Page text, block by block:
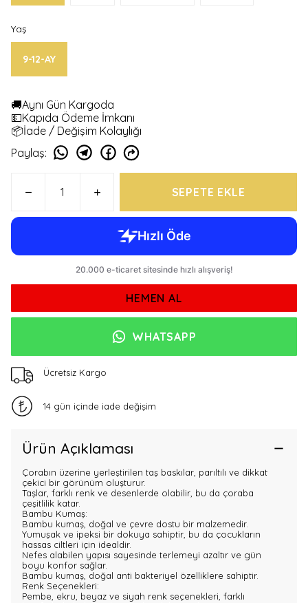
Yaş
9-12-AY
🚚Aynı Gün Kargoda
💵Kapıda Ödeme İmkanı
📦İade / Değişim Kolaylığı
Paylaş:
SEPETE EKLE
HEMEN AL
WHATSAPP
Ücretsiz Kargo
14 gün içinde iade değişim
Ürün Açıklaması
Çorabın üzerine yerleştirilen taş baskılar, parıltılı ve dikkat
çekici bir görünüm oluşturur.
Taşlar, farklı renk ve desenlerde olabilir, bu da çoraba
çeşitlilik katar.
Bambu Kumaş:
Bambu kumaş, doğal ve çevre dostu bir malzemedir.
Yumuşak ve ipeksi bir dokuya sahiptir, bu da çocukların
hassas ciltleri için idealdir.
Nefes alabilen yapısı sayesinde terlemeyi azaltır ve gün
boyu konfor sağlar.
Bambu kumaş, doğal anti bakteriyel özelliklere sahiptir.
Renk Seçenekleri:
Pembe, ekru, beyaz ve siyah renk seçenekleri, farklı